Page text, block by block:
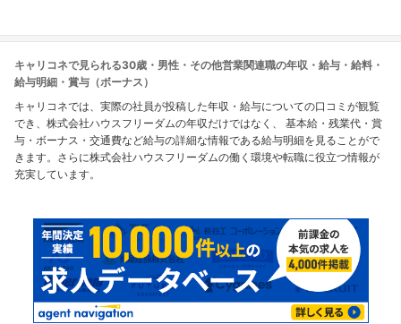
キャリコネで見られる30歳・男性・その他営業関連職の年収・給与・給料・
給与明細・賞与（ボーナス）
キャリコネでは、実際の社員が投稿した年収・給与についての口コミが観覧
でき、株式会社ハウスフリーダムの年収だけではなく、 基本給・残業代・賞
与・ボーナス・交通費など給与の詳細な情報である給与明細を見ることがで
きます。さらに株式会社ハウスフリーダムの働く環境や転職に役立つ情報が
充実しています。